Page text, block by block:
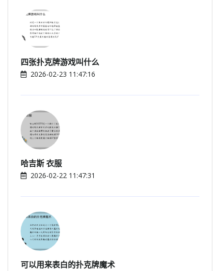
四张扑克牌游戏叫什么
2026-02-23 11:47:16
哈吉斯 衣服
2026-02-22 11:47:31
可以用来表白的扑克牌魔术